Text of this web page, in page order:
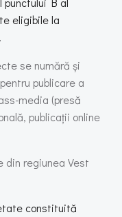
eligibile la
se numără și
publicare a
media (presă
publicații online
din regiunea Vest
constituită